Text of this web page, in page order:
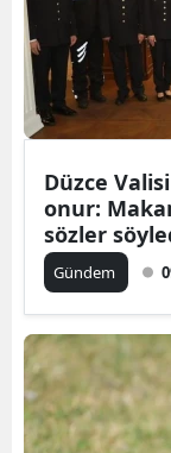
Düzce
onur:
sözler
Gündem